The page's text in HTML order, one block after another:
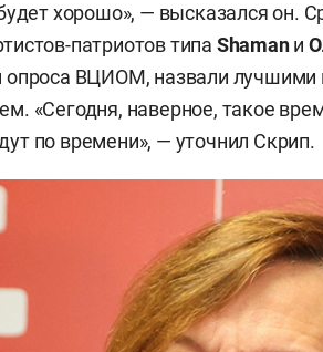
хорошо», — высказался он.
патриотов типа Shamanи
опроса ВЦИОМ, назвали лучшими
«Сегодня, наверное, такое
по времени», — уточнил Скрип.